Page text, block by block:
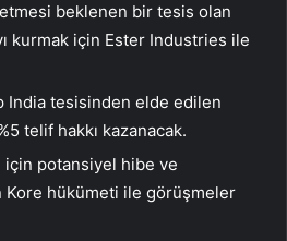
beklenen bir tesis olan
kurmak için Ester Industries ile
India tesisinden elde edilen
telif hakkı kazanacak.
için potansiyel hibe ve
Kore hükümeti ile görüşmeler